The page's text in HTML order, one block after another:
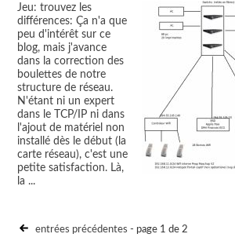
Jeu: trouvez les
différences: Ça n'a que
peu d'intérêt sur ce
blog, mais j'avance
dans la correction des
boulettes de notre
structure de réseau.
N'étant ni un expert
dans le TCP/IP ni dans
l'ajout de matériel non
installé dès le début (la
carte réseau), c'est une
petite satisfaction. Là,
la ...
entrées précédentes - page 1 de 2